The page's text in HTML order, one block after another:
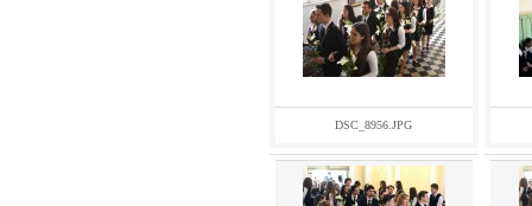
DSC_8956.JPG